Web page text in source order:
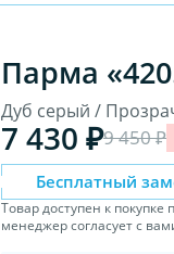
Парма
Дуб серый /
7 430 ₽9 450 ₽
Бесплатный
Товар доступен к покупке
менеджер согласует с